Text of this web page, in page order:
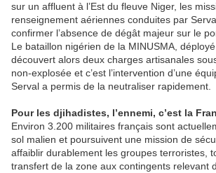
sur un affluent à l’Est du fleuve Niger, les
renseignement aériennes conduites par
confirmer l’absence de dégât majeur sur le
Le bataillon nigérien de la MINUSMA,
découvert alors deux charges artisanales
non-explosée et c’est l’intervention d’une
Serval a permis de la neutraliser rapidement.
Pour les djihadistes, l’ennemi, c’est la
Environ 3.200 militaires français sont
sol malien et poursuivent une mission de
affaiblir durablement les groupes terroristes,
transfert de la zone aux contingents relevant